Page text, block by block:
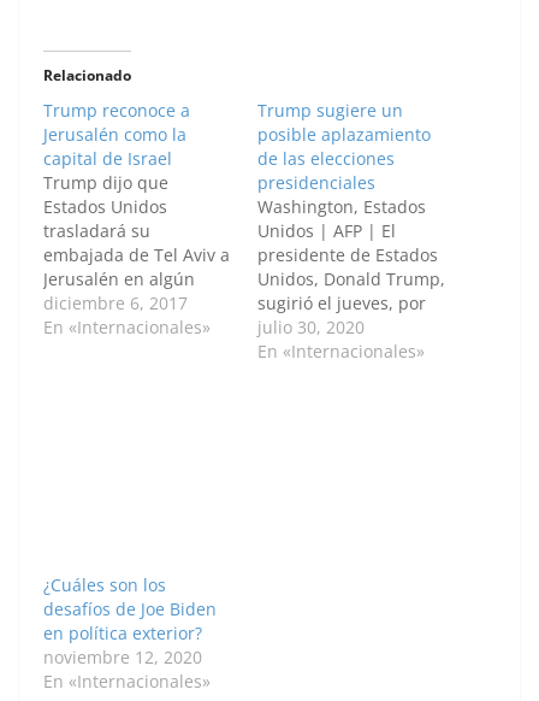
Relacionado
Trump reconoce a
Jerusalén como la
capital de Israel
Trump dijo que
Estados Unidos
trasladará su
embajada de Tel Aviv a
Jerusalén en algún
momento de los
próximos años. El
diciembre 6, 2017
En «Internacionales»
Trump sugiere un
posible aplazamiento
de las elecciones
presidenciales
Washington, Estados
Unidos | AFP | El
presidente de Estados
Unidos, Donald Trump,
sugirió el jueves, por
primera vez, un
posible aplazamiento
julio 30, 2020
En «Internacionales»
¿Cuáles son los
desafíos de Joe Biden
en política exterior?
noviembre 12, 2020
En «Internacionales»